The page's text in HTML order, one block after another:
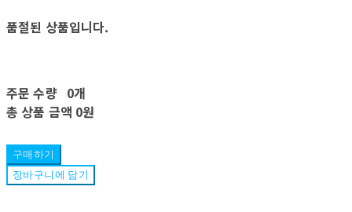
품절된 상품입니다.
주문 수량 0개
총 상품 금액 0원
구매하기
장바구니에 담기